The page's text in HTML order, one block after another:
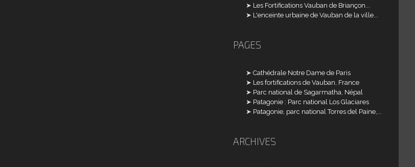
Les Fortifications Vauban de Briançon...
L'enceinte urbaine de Vauban de la ville...
PAGES
Cathédrale Notre Dame de Paris
Les fortifications de Vauban, France
Parc national de Sagarmatha, Népal
Patagonie : Parc national Los Glaciares
Patagonie, parc national Torres del Paine,...
ARCHIVES